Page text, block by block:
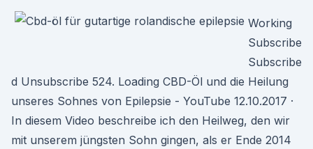
Working
Subscribe
Subscribe
d Unsubscribe 524. Loading CBD-Öl und die Heilung
unseres Sohnes von Epilepsie - YouTube 12.10.2017 ·
In diesem Video beschreibe ich den Heilweg, den wir
mit unserem jüngsten Sohn gingen, als er Ende 2014